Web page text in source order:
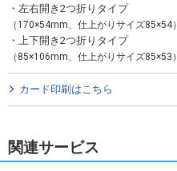
・左右開き2つ折りタイプ
（170×54mm、仕上がりサイズ85×54）
・上下開き2つ折りタイプ
（85×106mm、仕上がりサイズ85×53）
カード印刷はこちら
関連サービス